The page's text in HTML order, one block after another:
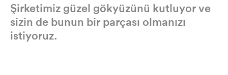
Şirketimiz güzel gökyüzünü kutluyor ve
sizin de bunun bir parçası olmanızı
istiyoruz.